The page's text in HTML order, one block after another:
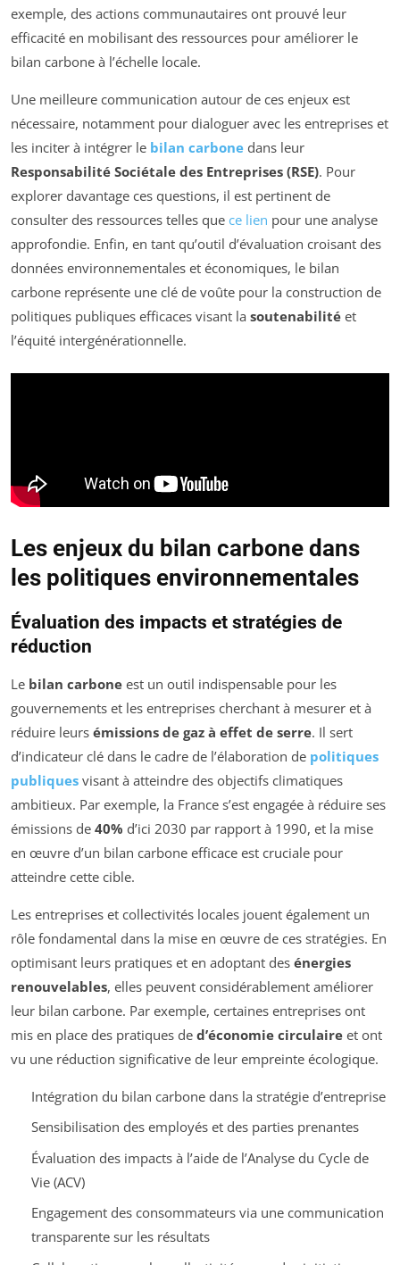
exemple, des actions communautaires ont prouvé leur
efficacité en mobilisant des ressources pour améliorer le
bilan carbone à l’échelle locale.
Une meilleure communication autour de ces enjeux est
nécessaire, notamment pour dialoguer avec les entreprises et
les inciter à intégrer le bilan carbone dans leur
Responsabilité Sociétale des Entreprises (RSE). Pour
explorer davantage ces questions, il est pertinent de
consulter des ressources telles que ce lien pour une analyse
approfondie. Enfin, en tant qu’outil d’évaluation croisant des
données environnementales et économiques, le bilan
carbone représente une clé de voûte pour la construction de
politiques publiques efficaces visant la soutenabilité et
l’équité intergénérationnelle.
Les enjeux du bilan carbone dans
les politiques environnementales
Évaluation des impacts et stratégies de
réduction
Le bilan carbone est un outil indispensable pour les
gouvernements et les entreprises cherchant à mesurer et à
réduire leurs émissions de gaz à effet de serre. Il sert
d’indicateur clé dans le cadre de l’élaboration de politiques
publiques visant à atteindre des objectifs climatiques
ambitieux. Par exemple, la France s’est engagée à réduire ses
émissions de 40% d’ici 2030 par rapport à 1990, et la mise
en œuvre d’un bilan carbone efficace est cruciale pour
atteindre cette cible.
Les entreprises et collectivités locales jouent également un
rôle fondamental dans la mise en œuvre de ces stratégies. En
optimisant leurs pratiques et en adoptant des énergies
renouvelables, elles peuvent considérablement améliorer
leur bilan carbone. Par exemple, certaines entreprises ont
mis en place des pratiques de d’économie circulaire et ont
vu une réduction significative de leur empreinte écologique.
Intégration du bilan carbone dans la stratégie d’entreprise
Sensibilisation des employés et des parties prenantes
Évaluation des impacts à l’aide de l’Analyse du Cycle de
Vie (ACV)
Engagement des consommateurs via une communication
transparente sur les résultats